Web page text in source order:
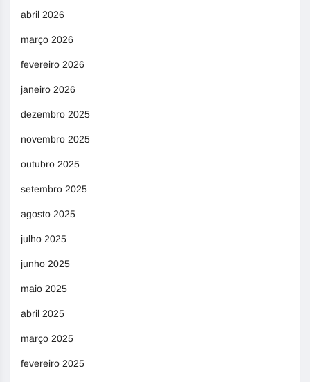
abril 2026
março 2026
fevereiro 2026
janeiro 2026
dezembro 2025
novembro 2025
outubro 2025
setembro 2025
agosto 2025
julho 2025
junho 2025
maio 2025
abril 2025
março 2025
fevereiro 2025